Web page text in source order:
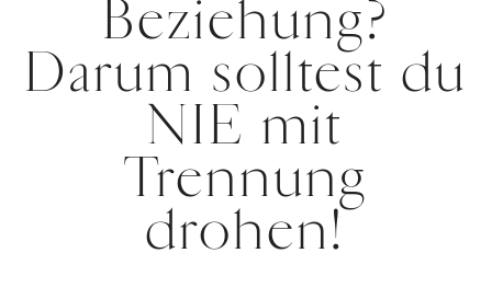
Beziehung?
Darum solltest du
NIE mit
Trennung
drohen!